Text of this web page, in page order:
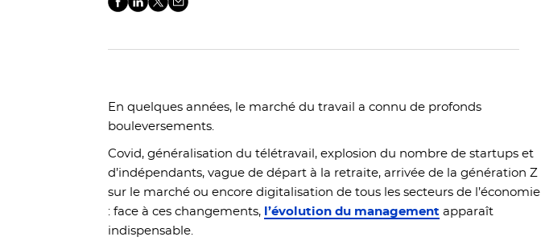
En quelques années, le marché du travail a connu de profonds
bouleversements.
Covid, généralisation du télétravail, explosion du nombre de startups et
d’indépendants, vague de départ à la retraite, arrivée de la génération Z
sur le marché ou encore digitalisation de tous les secteurs de l’économie
: face à ces changements, l’évolution du management apparaît
indispensable.